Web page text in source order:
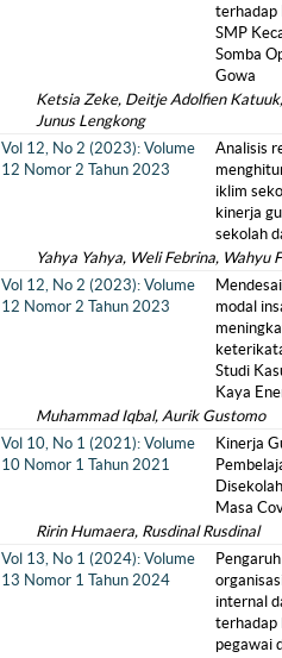
terhadap
SMP
Somba
Gowa
Ketsia Zeke, Deitje Adolfien
Junus Lengkong
Vol 12, No 2 (2023): Volume
12 Nomor 2 Tahun 2023
Analisis
iklim
kinerja
sekolah
Yahya Yahya, Weli Febrina, Wahyu
Vol 12, No 2 (2023): Volume
12 Nomor 2 Tahun 2023
modal
Studi
Kaya
Muhammad Iqbal, Aurik Gustomo
Vol 10, No 1 (2021): Volume
10 Nomor 1 Tahun 2021
Kinerja
Masa
Ririn Humaera, Rusdinal Rusdinal
Vol 13, No 1 (2024): Volume
13 Nomor 1 Tahun 2024
internal
terhadap
pegawai